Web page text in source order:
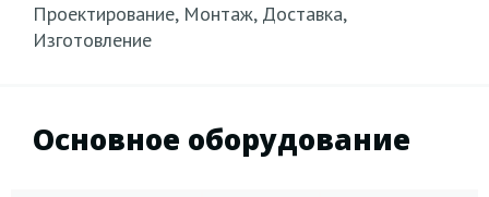
Проектирование, Монтаж, Доставка,
Изготовление
Основное оборудование